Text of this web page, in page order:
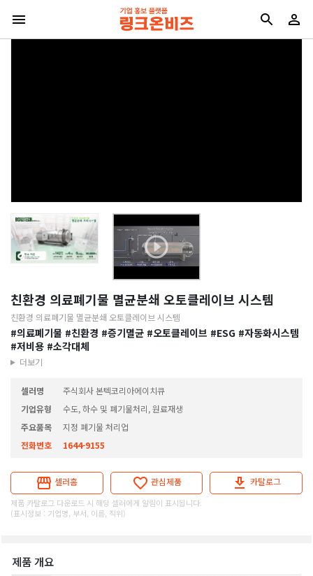
친환경 의료폐기물 멸균분쇄 오토클레이브 시스템
친환경 의료폐기물 멸균분쇄 오토클레이브 시스템
#의료폐기물 #친환경 #증기멸균 #오토클레이브 #ESG #자동화시스템
#저비용 #소각대체
더보기
셀러명
주식회사 본텍코리아에이치큐
기업유형
수도, 하수 및 폐기물처리, 원료재생
주요품목
지정 폐기물 처리업
전화번호
1644-9155
셀러홈 관심제품 카탈로그
제품 카탈로그 다운로드 시 해당 셀러에게 알림이 표시됩니다.
(표시정보 : 기업명, 부서, 이름, 직위)
제품 개요